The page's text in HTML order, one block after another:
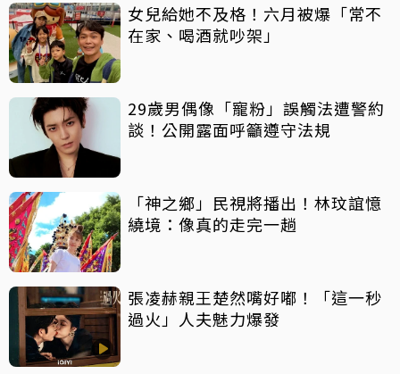
女兒給她不及格！六月被爆「常不
在家、喝酒就吵架」
29歲男偶像「寵粉」誤觸法遭警約
談！公開露面呼籲遵守法規
「神之鄉」民視將播出！林玟誼憶
繞境：像真的走完一趟
張凌赫親王楚然嘴好嘟！「這一秒
過火」人夫魅力爆發